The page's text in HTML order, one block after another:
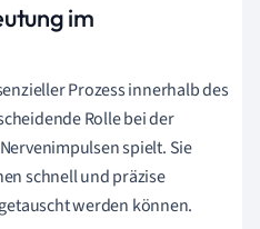
im
Prozess innerhalb des
Rolle bei der
spielt. Sie
schnell und präzise
werden können.